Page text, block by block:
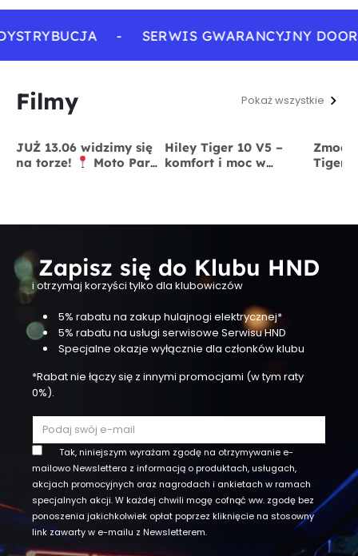
- SERWIS GWARANCYJNY
Filmy Pokaż wszystkie
JUŻ 13.06 widzimy się
na torze!
Moto Park
Hiley Tiger 10 V5 –
komfort i moc w
Tiger
Zapisz się do Klubu HND
i otrzymaj korzyści tylko dla klubowiczów
5% rabatu na zakup hulajnogi elektrycznej*
5% rabatu na usługi serwisowe Serwisu HND
Specjalne okazje wyłącznie dla członków klubu
*Rabat nie łączy się z innymi promocjami (w tym raty
0%).
Tak, niniejszym wyrażam zgodę na otrzymywanie e-
mailowo Newslettera z informacją o produktach, usługach,
akcjach promocyjnych oraz nagrodach i ankietach w ramach
specjalnych akcji. W każdej chwili mogę cofnąć ww. zgodę bez
ponoszenia jakichkolwiek opłat poprzez kliknięcie na stosowny
link zawarty w e-mailu z Newsletterem.